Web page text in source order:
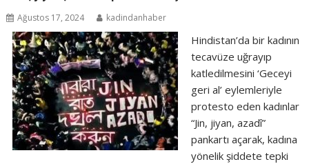
Ağustos 17, 2024 kadindanhaber
Hindistan’da bir kadının
tecavüze uğrayıp
katledilmesini ‘Geceyi
geri al’ eylemleriyle
protesto eden kadınlar
“Jin, jiyan, azadî”
pankartı açarak, kadına
yönelik şiddete tepki